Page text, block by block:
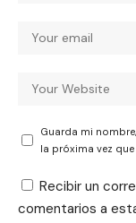
Guarda mi
la próxima vez que
Recibir un
comentarios a